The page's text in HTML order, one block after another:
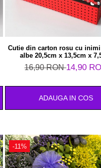
Cutie din carton rosu cu
albe 20,5cm x 13,5cm x
16,90 RON14,90
ADAUGA IN COS
-11%